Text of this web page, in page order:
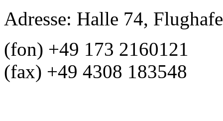
Adresse: Halle 74,
(fon) +49 173 2160121
(fax) +49 4308 183548